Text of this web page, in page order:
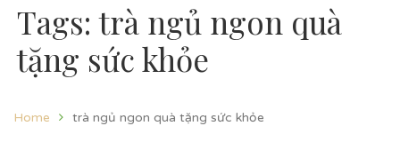
Tags: trà ngủ ngon quà
tặng sức khỏe
Home trà ngủ ngon quà tặng sức khỏe